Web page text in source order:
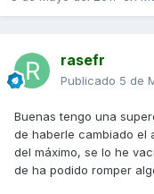
rasefr
Publicado 5 de
Buenas tengo una
de haberle cambiado el
del máximo, se lo he
de ha podido romper